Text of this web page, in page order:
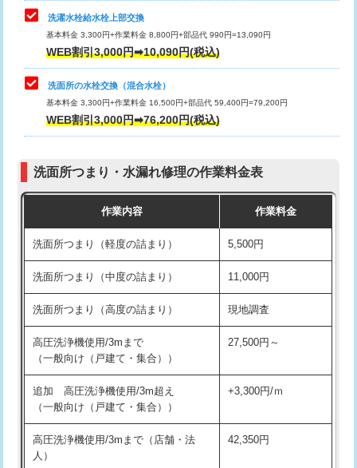
排水管工事（追加 排水管工事/3ｍ超
え）
マス交換（土の掘削・埋め戻し作業）
マス交換（深さ50㎝未満）
マス交換（深さ50㎝以上）
モルタル補修（厚さ10㎝まで） 27,500円
モルタル補修（厚さ10㎝超え） 38,500円
洗面台設置 38,500円
バスタブ設置 現場見積
追加人工 16,500円
廃棄・処分
※給水管工事は20mmまでの価格です。
交換・取付（タンク）
交換・取付(単水栓（壁付・デッキ
式）)
交換・取付(混合水栓（壁付・デッキ
式・ワンホール）)
16,500円+材料費
（P/S/ポップアップ））
交換・取付（その他部品） 11,000円+材料費
持込商品取付（単水栓） 13,200円
持込商品取付（混合水栓） 16,500円
持込商品取付（浄水器・分岐水栓） 16,500円
給水管工事※（ホール加工) 16,500円
給水管工事※（バンド止め)
給水管工事※（支持金具設置) 5,500円
給水管工事※（保温材使用（バンド止
め込み）)
5,500円
洗濯水栓給水栓上部交換
基本料金 3,300円+作業料金 8,800円+部品代 990円=13,090円
WEB割引3,000円➡10,090円(税込)
洗面所の水栓交換（混合水栓）
基本料金 3,300円+作業料金 16,500円+部品代 59,400円=79,200円
WEB割引3,000円➡76,200円(税込)
洗面所つまり・水漏れ修理の作業料金表
作業内容 作業料金
洗面所つまり（軽度の詰まり） 5,500円
洗面所つまり（中度の詰まり） 11,000円
洗面所つまり（高度の詰まり） 現地調査
高圧洗浄機使用/3mまで
（一般向け（戸建て・集合））
27,500円～
追加 高圧洗浄機使用/3m超え
（一般向け（戸建て・集合））
+3,300円/ｍ
高圧洗浄機使用/3mまで（店舗・法
人）
42,350円